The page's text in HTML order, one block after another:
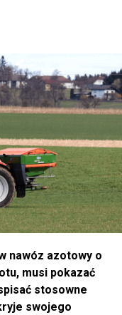
nawóz azotowy o
musi pokazać
stosowne
swojego